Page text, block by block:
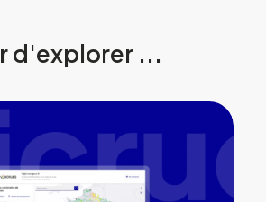
d'explorer ...